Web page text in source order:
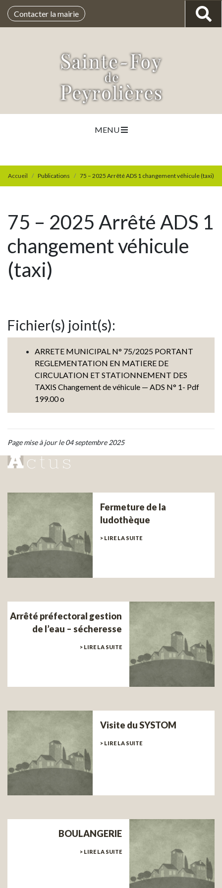
Contacter la mairie
MENU
Accueil Publications 75 – 2025 Arrêté ADS 1 changement véhicule (taxi)
75 – 2025 Arrêté ADS 1
changement véhicule
(taxi)
Fichier(s) joint(s):
ARRETE MUNICIPAL N° 75/2025 PORTANT
REGLEMENTATION EN MATIERE DE
CIRCULATION ET STATIONNEMENT DES
TAXIS Changement de véhicule — ADS N° 1- Pdf
199.00 o
Page mise à jour le 04 septembre 2025
Fermeture de la
ludothèque
> LIRE LA SUITE
Arrêté préfectoral gestion
de l’eau – sécheresse
> LIRE LA SUITE
Visite du SYSTOM
> LIRE LA SUITE
BOULANGERIE
> LIRE LA SUITE